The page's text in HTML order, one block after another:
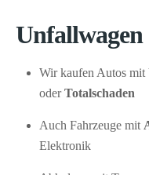
Unfallwagen
Wir kaufen Autos mit
oderTotalschaden
Auch Fahrzeuge mit
Elektronik